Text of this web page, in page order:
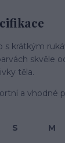
s krátkým
skvěle
těla.
a vhodné
S M